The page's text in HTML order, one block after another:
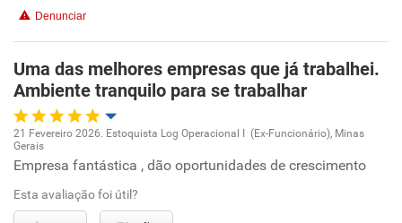
Recomenda a diretoria
Denunciar
Uma das melhores empresas que já trabalhei.
Ambiente tranquilo para se trabalhar
Oportunidade de promoção
Ambiente de trabalho
21 Fevereiro 2026. Estoquista Log Operacional I (Ex-Funcionário), Minas
Gerais
Empresa fantástica , dão oportunidades de crescimento
Esta avaliação foi útil?